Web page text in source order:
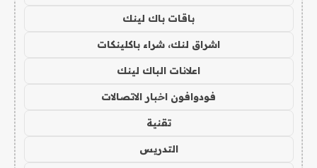
باقات باك لينك
اشراق لنك، شراء باكلينكات
اعلانات الباك لينك
فودوافون اخبار الاتصالات
تقنية
التدريس